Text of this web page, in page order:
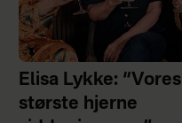
Elisa Lykke: “Vores
største hjerne